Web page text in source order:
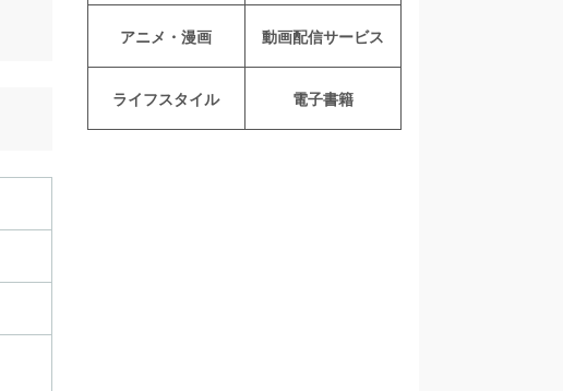
アニメ・漫画 動画配信サービス
ライフスタイル 電子書籍